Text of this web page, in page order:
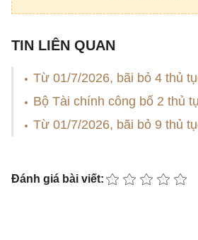
TIN LIÊN QUAN
Từ 01/7/2026, bãi bỏ 4 thủ
Bộ Tài chính công bố 2 thủ
Từ 01/7/2026, bãi bỏ 9 thủ
Đánh giá bài viết: